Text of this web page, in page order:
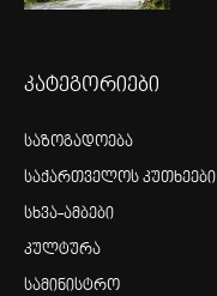
კატეგორიები
საზოგადოება
საქართველოს კუთხეები
სხვა-ამბები
კულტურა
სამინისტრო